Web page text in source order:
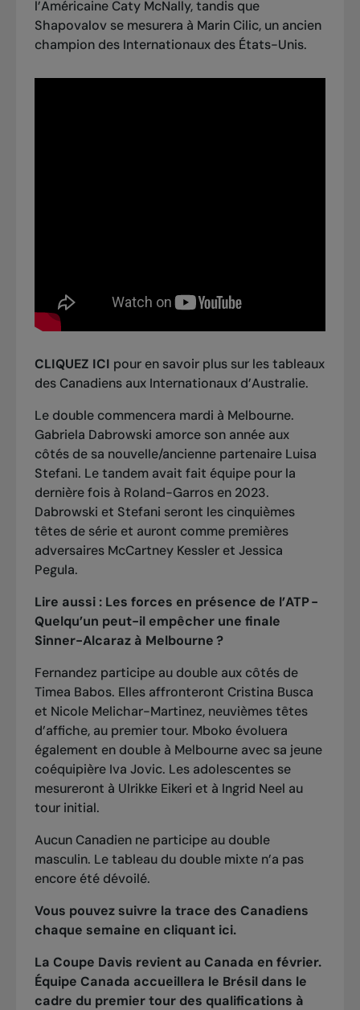
l’Américaine Caty McNally, tandis que
Shapovalov se mesurera à Marin Cilic, un ancien
champion des Internationaux des États-Unis.
CLIQUEZ ICI pour en savoir plus sur les tableaux
des Canadiens aux Internationaux d’Australie.
Le double commencera mardi à Melbourne.
Gabriela Dabrowski amorce son année aux
côtés de sa nouvelle/ancienne partenaire Luisa
Stefani. Le tandem avait fait équipe pour la
dernière fois à Roland-Garros en 2023.
Dabrowski et Stefani seront les cinquièmes
têtes de série et auront comme premières
adversaires McCartney Kessler et Jessica
Pegula.
Lire aussi : Les forces en présence de l’ATP -
Quelqu’un peut-il empêcher une finale
Sinner-Alcaraz à Melbourne ?
Fernandez participe au double aux côtés de
Timea Babos. Elles affronteront Cristina Busca
et Nicole Melichar-Martinez, neuvièmes têtes
d’affiche, au premier tour. Mboko évoluera
également en double à Melbourne avec sa jeune
coéquipière Iva Jovic. Les adolescentes se
mesureront à Ulrikke Eikeri et à Ingrid Neel au
tour initial.
Aucun Canadien ne participe au double
masculin. Le tableau du double mixte n’a pas
encore été dévoilé.
Vous pouvez suivre la trace des Canadiens
chaque semaine en cliquant ici.
La Coupe Davis revient au Canada en février.
Équipe Canada accueillera le Brésil dans le
cadre du premier tour des qualifications à